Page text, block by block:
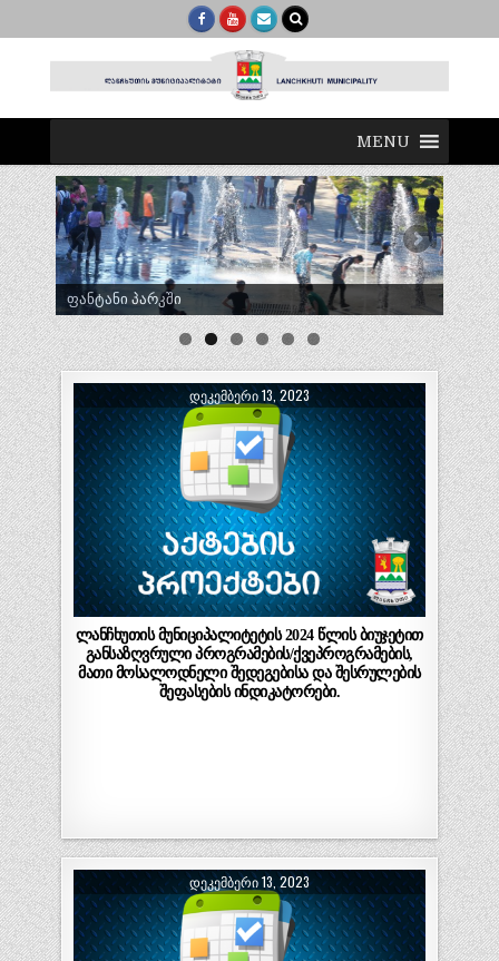
MENU
ტრადიციული ლელობურთი შუხუთში
ᲓᲔᲙᲔᲛᲑᲔᲠᲘ 13, 2023
ლანჩხუთის მუნიციპალიტეტის 2024 წლის ბიუჯეტით
განსაზღვრული პროგრამების/ქვეპროგრამების,
მათი მოსალოდნელი შედეგებისა და შესრულების
შეფასების ინდიკატორები.
ᲓᲔᲙᲔᲛᲑᲔᲠᲘ 13, 2023